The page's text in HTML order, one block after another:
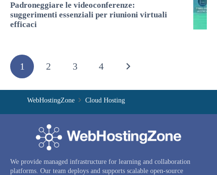
Padroneggiare le videoconferenze:
suggerimenti essenziali per riunioni virtuali
efficaci
1 2 3 4
WebHostingZone Cloud Hosting
We provide managed infrastructure for learning and collaboration
platforms. Our team deploys and supports scalable open-source